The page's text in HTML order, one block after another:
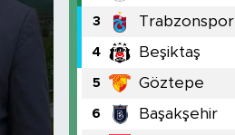
3 Trabzonspor
4 Beşiktaş
5 Göztepe
6 Başakşehir